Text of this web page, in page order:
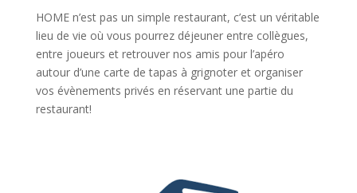
HOME n’est pas un simple restaurant, c’est un véritable
lieu de vie où vous pourrez déjeuner entre collègues,
entre joueurs et retrouver nos amis pour l’apéro
autour d’une carte de tapas à grignoter et organiser
vos évènements privés en réservant une partie du
restaurant!